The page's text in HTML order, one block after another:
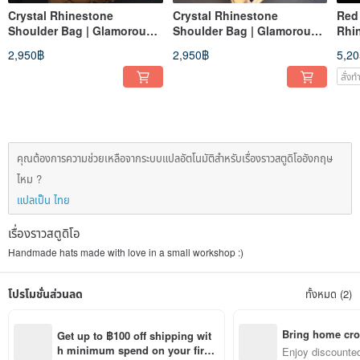
Crystal Rhinestone
Shoulder Bag | Glamorous
Look for Wedding, Party, or
Evening
2,950฿
Crystal Rhinestone
Shoulder Bag | Glamorous
Look for Wedding, Party, or
Evening
2,950฿
use.
สั่งท
คุณต้องการความช่วยเหลือจากระบบแปลอัตโนมัติสำหรับเรื่องราวสตูดิโออังกฤษ
ไหม ?
แปลเป็น ไทย
เรื่องราวสตูดิโอ
Handmade hats made with love in a small workshop :)
โปรโมชั่นส่วนลด ทั้งหมด (2)
Get up to ฿100 off shipping wit
h minimum spend on your first
Bring home
n with ease
Enjoy